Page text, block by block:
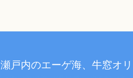
瀬戸内のエーゲ海、牛窓オ